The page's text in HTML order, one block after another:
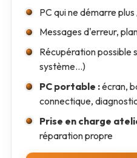
PC qui ne démarre
Messages d'erreur,
Récupération possible
système…)
PC portable :écran,
connectique,
Prise en charge
réparation propre